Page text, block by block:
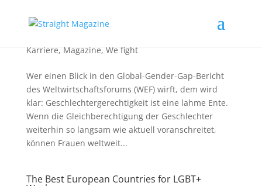
Karriere,Magazine,We fight
Wer einen Blick in den Global-Gender-Gap-Bericht
des Weltwirtschaftsforums (WEF) wirft, dem wird
klar: Geschlechtergerechtigkeit ist eine lahme Ente.
Wenn die Gleichberechtigung der Geschlechter
weiterhin so langsam wie aktuell voranschreitet,
können Frauen weltweit...
The Best European Countries for LGBT+